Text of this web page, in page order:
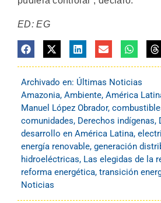
ED: EG
Archivado en: Últimas Noticias
Amazonia, Ambiente, América
Manuel López Obrador,
comunidades, Derechos indígenas,
desarrollo en América Latina,
energía renovable, generación
hidroeléctricas, Las elegidas de la
reforma energética, transición
Noticias